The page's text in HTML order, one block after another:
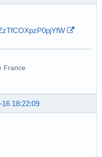
France
16 18:22:09